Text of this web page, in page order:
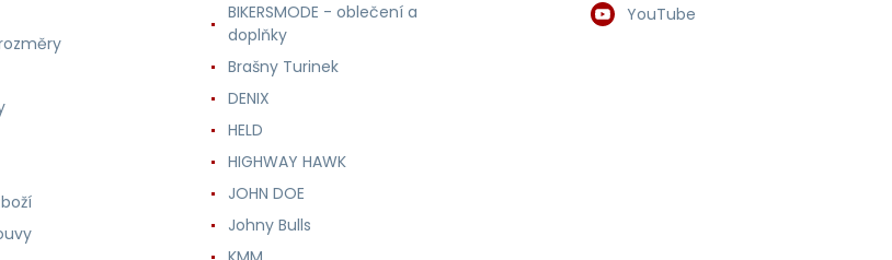
BIKERSMODE - oblečení a
doplňky
Brašny Turinek
DENIX
HELD
HIGHWAY HAWK
JOHN DOE
Johny Bulls
YouTube